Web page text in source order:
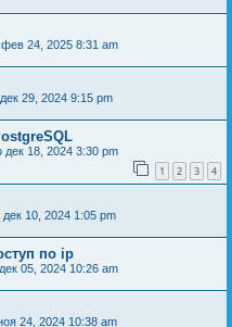
24, 2025 8:31 am
29, 2024 9:15 pm
дек 18, 2024 3:30 pm
1 2 3 4
дек 10, 2024 1:05 pm
по ip
05, 2024 10:26 am
24, 2024 10:38 am